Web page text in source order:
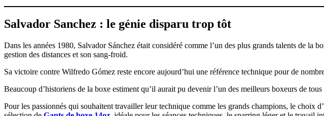
Salvador Sanchez : le génie disparu trop tôt
Dans les années 1980, Salvador Sánchez était considéré comme l’un des plus grands talents de
gestion des distances et son sang-froid.
Sa victoire contre Wilfredo Gómez reste encore aujourd’hui une référence technique pour de
Beaucoup d’historiens de la boxe estiment qu’il aurait pu devenir l’un des meilleurs boxeurs de tous
Pour les passionnés qui souhaitent travailler leur technique comme les grands champions, le choix